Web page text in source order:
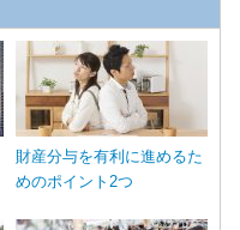
財産分与を有利に進めるた
めのポイント2つ